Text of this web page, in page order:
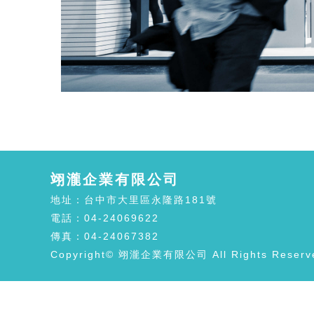
翊瀧企業有限公司
地址：台中市大里區永隆路181號
電話：04-24069622
傳真：04-24067382
Copyright© 翊瀧企業有限公司 All Rights